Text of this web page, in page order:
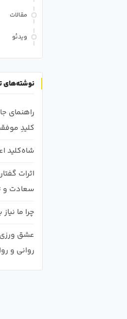
مقالات
ویدئو
نوشته‌های
راهنمای
کلیدِ
شاه‌کلید
اثرات
سعادت و
چرا ما
عشق
روانی و